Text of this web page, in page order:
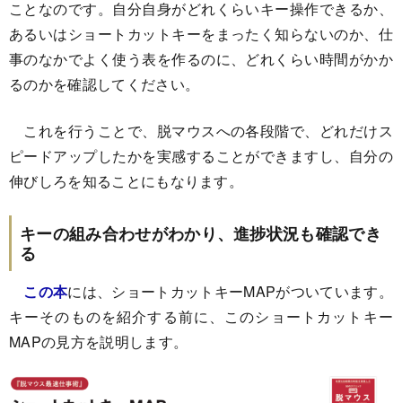
ことなのです。自分自身がどれくらいキー操作できるか、
あるいはショートカットキーをまったく知らないのか、仕
事のなかでよく使う表を作るのに、どれくらい時間がかか
るのかを確認してください。
これを行うことで、脱マウスへの各段階で、どれだけス
ピードアップしたかを実感することができますし、自分の
伸びしろを知ることにもなります。
キーの組み合わせがわかり、進捗状況も確認でき
る
この本には、ショートカットキーMAPがついています。
キーそのものを紹介する前に、このショートカットキー
MAPの見方を説明します。